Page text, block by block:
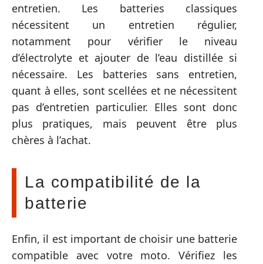
entretien. Les batteries classiques
nécessitent un entretien régulier,
notamment pour vérifier le niveau
d’électrolyte et ajouter de l’eau distillée si
nécessaire. Les batteries sans entretien,
quant à elles, sont scellées et ne nécessitent
pas d’entretien particulier. Elles sont donc
plus pratiques, mais peuvent être plus
chères à l’achat.
La compatibilité de la
batterie
Enfin, il est important de choisir une batterie
compatible avec votre moto. Vérifiez les